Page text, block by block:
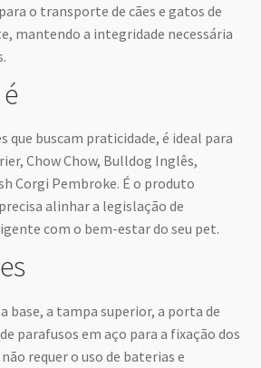
o transporte de cães e gatos de
mantendo a integridade necessária
que buscam praticidade, é ideal para
Chow Chow, Bulldog Inglês,
Corgi Pembroke. É o produto
alinhar a legislação de
com o bem-estar do seu pet.
base, a tampa superior, a porta de
parafusos em aço para a fixação dos
requer o uso de baterias e